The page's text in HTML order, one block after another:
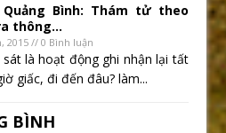
Bình: Thám tử theo
thông...
2015 // 0 Bình luận
là hoạt động ghi nhận lại tất
giấc, đi đến đâu? làm...
BÌNH